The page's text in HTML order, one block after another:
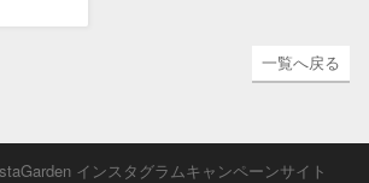
一覧へ戻る
インスタグラムキャンペーンサイト